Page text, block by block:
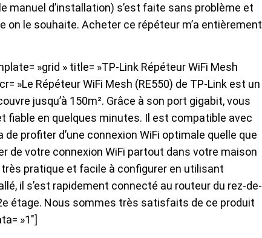
manuel d’installation) s’est faite sans problème et
le souhaite. Acheter ce répéteur m’a entièrement
»grid » title= »TP-Link Répéteur WiFi Mesh
»Le Répéteur WiFi Mesh (RE550) de TP-Link est un
jusqu’à 150m². Grâce à son port gigabit, vous
fiable en quelques minutes. Il est compatible avec
profiter d’une connexion WiFi optimale quelle que
de votre connexion WiFi partout dans votre maison
pratique et facile à configurer en utilisant
il s’est rapidement connecté au routeur du rez-de-
étage. Nous sommes très satisfaits de ce produit
»1″]